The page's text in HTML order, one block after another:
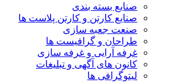
صنایع بسته بندی
صنایع کارتن و کارتن پلاست ها
صنعت جعبه سازی
طراحان و گرافیست ها
غرفه آرایی و غرفه سازی
کانون های آگهی و تبلیغات
لیتوگرافی ها